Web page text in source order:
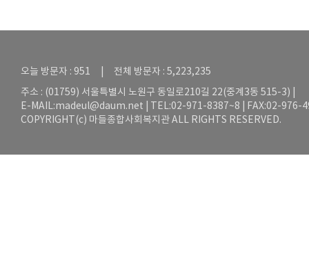
오늘 방문자 : 951 | 전체 방문자 : 5,223,235
주소 : (01759) 서울특별시 노원구 동일로210길 22(중계3동 515-3) |
E-MAIL:madeul@daum.net | TEL:02-971-8387~8 | FAX:02-976-
COPYRIGHT(c) 마들종합사회복지관 ALL RIGHTS RESERVED.